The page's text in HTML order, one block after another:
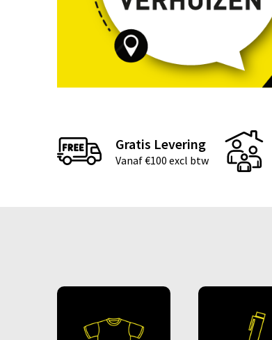
Gratis Levering
Vanaf €100 excl btw